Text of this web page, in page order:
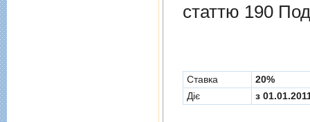
статтю 190
Cтавка
20%
Діє
з